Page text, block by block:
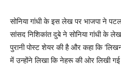
सोनिया गांधी के इस लेख पर भाजपा ने
सांसद निशिकांत दुबे ने सोनिया गांधी के
पुरानी पोस्ट शेयर की है और कहा कि
में उन्होंने लिखा कि नेहरू की ओर लिखी गई